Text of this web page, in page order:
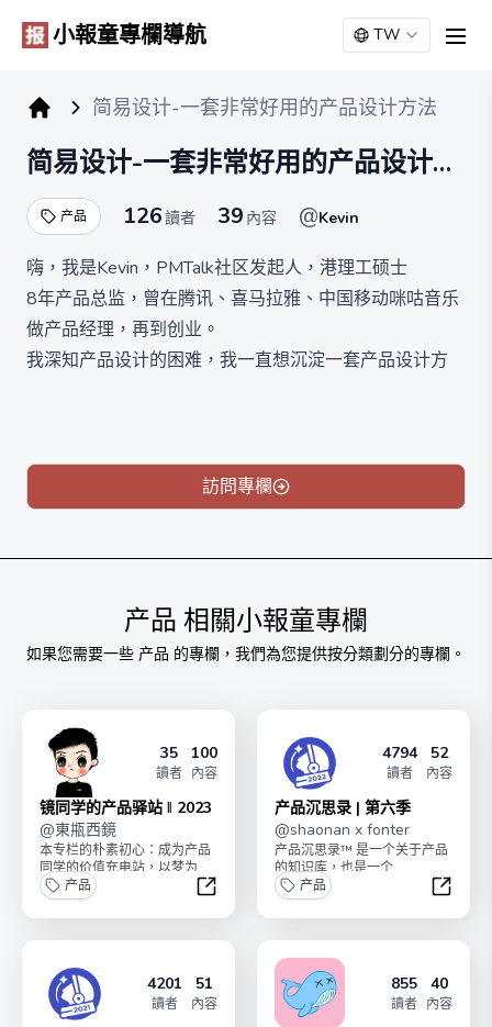
小報童專欄導航 TW
简易设计-一套非常好用的产品设计方法
简易设计-一套非常好用的产品设计方
法
产品 126讀者 39 內容 @Kevin
嗨，我是Kevin，PMTalk社区发起人，港理工硕士
8年产品总监，曾在腾讯、喜马拉雅、中国移动咪咕音乐
做产品经理，再到创业。
我深知产品设计的困难，我一直想沉淀一套产品设计方
这套设计包含5个具体步骤
3.产品框架的减法
3.单元模块的功能组合
4.微创新产品设计
总共超过23万字，包含8个章节，一定物超所值！
訪問專欄
产品 相關小報童專欄
如果您需要一些 产品 的專欄，我們為您提供按分類劃分的專欄。
35
讀者
100
內容
镜同学的产品驿站 ‖ 2023
@東甁西鏡
本专栏的朴素初心：成为产品
同学的价值充电站，以梦为
马，长期助力，帮你驶达理想
的产品彼岸。本专栏购买永...
产品
镜同学的产品驿站 ‖ 2023
4794
讀者
52
內容
产品沉思录 | 第六季
@shaonan x fonter
产品沉思录™ 是一个关于产品
的知识库，也是一个
Newsletter （邮件组），始于
2017 年...
产品
产品
4201
讀者
51
內容
855
讀者
40
內容